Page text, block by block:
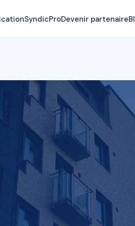
SyndicProDevenir partenaire